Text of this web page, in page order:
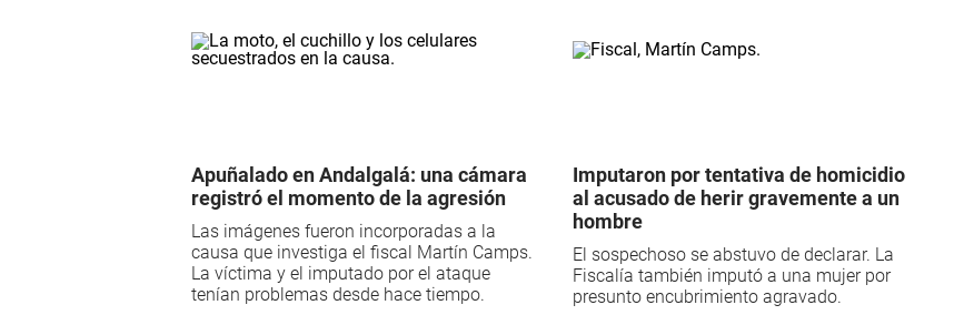
Apuñalado en Andalgalá: una cámara
registró el momento de la agresión
Las imágenes fueron incorporadas a la
causa que investiga el fiscal Martín Camps.
La víctima y el imputado por el ataque
tenían problemas desde hace tiempo.
Imputaron por tentativa de homicidio
al acusado de herir gravemente a un
hombre
El sospechoso se abstuvo de declarar. La
Fiscalía también imputó a una mujer por
presunto encubrimiento agravado.